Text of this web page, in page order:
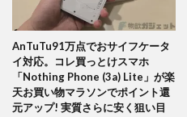
AnTuTu91万点でおサイフケータ
イ対応。コレ買っとけスマホ
「Nothing Phone (3a) Lite」が楽
天お買い物マラソンでポイント還
元アップ! 実質さらに安く狙い目